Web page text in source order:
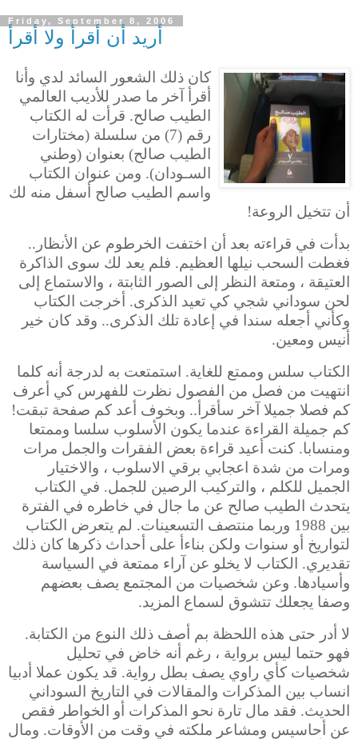
Friday, September 8, 2006
أريد أن أقرأ ولا أقرأ
كان ذلك الشعور السائد لدي وأنا
أقرأ آخر ما صدر للأديب العالمي
الطيب صالح. قرأت له الكتاب
رقم (7) من سلسلة (مختارات
الطيب صالح) بعنوان (وطني
السـودان). ومن عنوان الكتاب
واسم الطيب صالح أسفل منه لك
أن تتخيل الروعة!
بدأت في قراءته بعد أن اختفت الخرطوم عن الأنظار..
فغطت السحب نيلها العظيم. فلم يعد لك سوى الذاكرة
العتيقة ، ومتعة النظر إلى الصور الثابتة ، والاستماع إلى
لحن سوداني شجي كي تعيد الذكرى. أخرجت الكتاب
وكأني أجعله سندا في إعادة تلك الذكرى.. وقد كان خير
أنيس ومعين.
الكتاب سلس وممتع للغاية. استمتعت به لدرجة أنه كلما
انتهيت من فصل من الفصول نظرت للفهرس كي أعرف
كم فصلا جميلا آخر سأقرأ.. وبخوف أعد كم صفحة تبقت!
كم جميلة القراءة عندما يكون الأسلوب سلسا وممتعا
ومنسابا. كنت أعيد قراءة بعض الفقرات والجمل مرات
ومرات من شدة اعجابي برقي الاسلوب ، والاختيار
الجميل للكلم ، والتركيب الرصين للجمل. في الكتاب
يتحدث الطيب صالح عن ما جال في خاطره في الفترة
بين 1988 وربما منتصف التسعينات. لم يتعرض الكتاب
لتواريخ أو سنوات ولكن بناءأ على أحداث ذكرها كان ذلك
تقديري. الكتاب لا يخلو عن آراء ممتعة في السياسة
وأسيادها. وعن شخصيات من المجتمع يصف بعضهم
وصفا يجعلك تتشوق لسماع المزيد.
لا أدر حتى هذه اللحظة بم أصف ذلك النوع من الكتابة.
فهو حتما ليس برواية ، رغم أنه خاض في تحليل
شخصيات كأي راوي يصف بطل رواية. قد يكون عملا أدبيا
انساب بين المذكرات والمقالات في التاريخ السوداني
الحديث. فقد مال تارة نحو المذكرات أو الخواطر فقص
عن أحاسيس ومشاعر ملكته في وقت من الأوقات. ومال